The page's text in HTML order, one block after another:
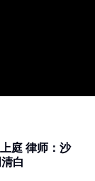
：沙
白